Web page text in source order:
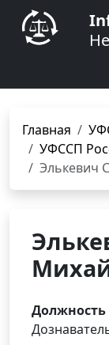
Главная
УФССП
Элькевич
Должность